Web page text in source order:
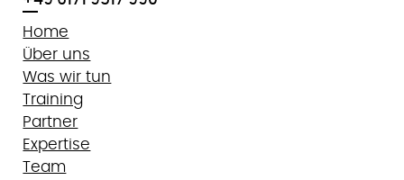
Home
Über uns
Was wir tun
Training
Partner
Expertise
Team